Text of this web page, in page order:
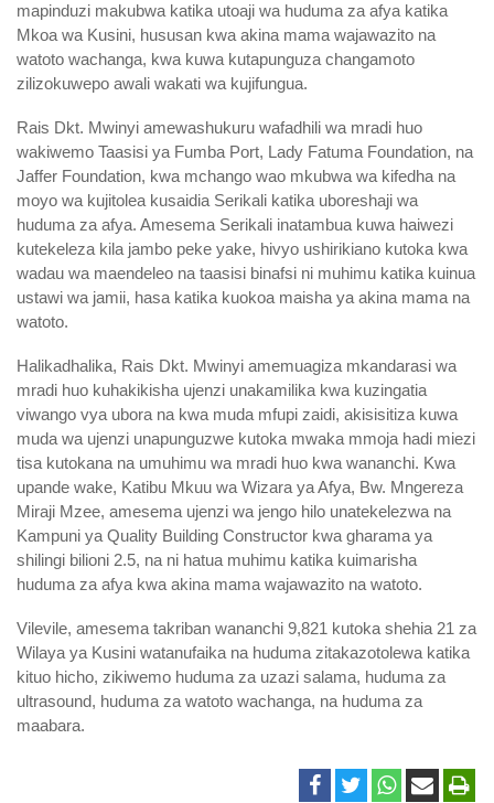
mapinduzi makubwa katika utoaji wa huduma za afya katika
Mkoa wa Kusini, hususan kwa akina mama wajawazito na
watoto wachanga, kwa kuwa kutapunguza changamoto
zilizokuwepo awali wakati wa kujifungua.
Rais Dkt. Mwinyi amewashukuru wafadhili wa mradi huo
wakiwemo Taasisi ya Fumba Port, Lady Fatuma Foundation, na
Jaffer Foundation, kwa mchango wao mkubwa wa kifedha na
moyo wa kujitolea kusaidia Serikali katika uboreshaji wa
huduma za afya. Amesema Serikali inatambua kuwa haiwezi
kutekeleza kila jambo peke yake, hivyo ushirikiano kutoka kwa
wadau wa maendeleo na taasisi binafsi ni muhimu katika kuinua
ustawi wa jamii, hasa katika kuokoa maisha ya akina mama na
watoto.
Halikadhalika, Rais Dkt. Mwinyi amemuagiza mkandarasi wa
mradi huo kuhakikisha ujenzi unakamilika kwa kuzingatia
viwango vya ubora na kwa muda mfupi zaidi, akisisitiza kuwa
muda wa ujenzi unapunguzwe kutoka mwaka mmoja hadi miezi
tisa kutokana na umuhimu wa mradi huo kwa wananchi. Kwa
upande wake, Katibu Mkuu wa Wizara ya Afya, Bw. Mngereza
Miraji Mzee, amesema ujenzi wa jengo hilo unatekelezwa na
Kampuni ya Quality Building Constructor kwa gharama ya
shilingi bilioni 2.5, na ni hatua muhimu katika kuimarisha
huduma za afya kwa akina mama wajawazito na watoto.
Vilevile, amesema takriban wananchi 9,821 kutoka shehia 21 za
Wilaya ya Kusini watanufaika na huduma zitakazotolewa katika
kituo hicho, zikiwemo huduma za uzazi salama, huduma za
ultrasound, huduma za watoto wachanga, na huduma za
maabara.